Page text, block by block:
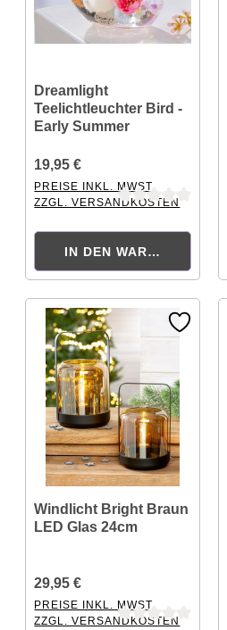
Dreamlight
Teelichtleuchter Bird -
Early Summer
19,95 €
PREISE INKL. MWST.
ZZGL. VERSANDKOSTEN
IN DEN WARENKORB
Windlicht Bright Braun
LED Glas 24cm
29,95 €
PREISE INKL. MWST.
ZZGL. VERSANDKOSTEN